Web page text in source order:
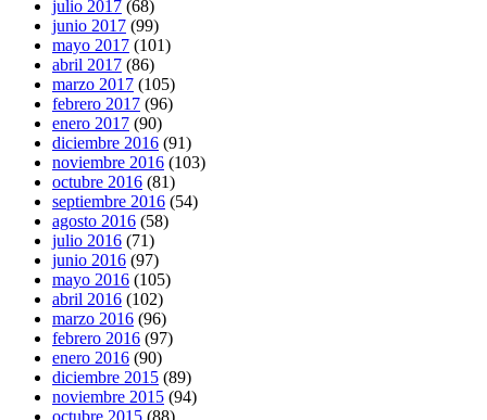
julio 2017 (68)
junio 2017 (99)
mayo 2017 (101)
abril 2017 (86)
marzo 2017 (105)
febrero 2017 (96)
enero 2017 (90)
diciembre 2016 (91)
noviembre 2016 (103)
octubre 2016 (81)
septiembre 2016 (54)
agosto 2016 (58)
julio 2016 (71)
junio 2016 (97)
mayo 2016 (105)
abril 2016 (102)
marzo 2016 (96)
febrero 2016 (97)
enero 2016 (90)
diciembre 2015 (89)
noviembre 2015 (94)
octubre 2015 (88)